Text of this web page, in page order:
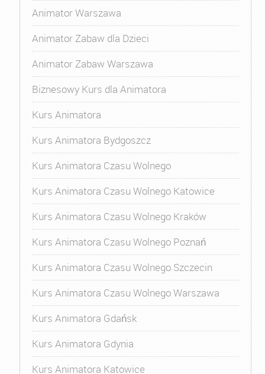
Animator Warszawa
Animator Zabaw dla Dzieci
Animator Zabaw Warszawa
Biznesowy Kurs dla Animatora
Kurs Animatora
Kurs Animatora Bydgoszcz
Kurs Animatora Czasu Wolnego
Kurs Animatora Czasu Wolnego Katowice
Kurs Animatora Czasu Wolnego Kraków
Kurs Animatora Czasu Wolnego Poznań
Kurs Animatora Czasu Wolnego Szczecin
Kurs Animatora Czasu Wolnego Warszawa
Kurs Animatora Gdańsk
Kurs Animatora Gdynia
Kurs Animatora Katowice